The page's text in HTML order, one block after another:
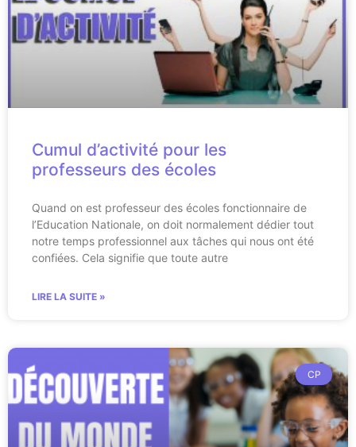
Cumul d’activité pour les
professeurs des écoles
Quand on est professeur des écoles fonctionnaire de
l’Education Nationale, on doit normalement dédier tout
notre temps professionnel aux tâches qui nous ont été
confiées. Cela signifie que toute autre
LIRE LA SUITE »
CP